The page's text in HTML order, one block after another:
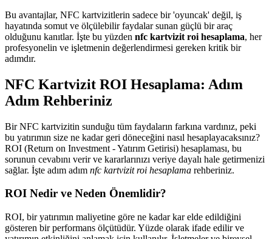
Bu avantajlar, NFC kartvizitlerin sadece bir 'oyuncak' değil, iş
hayatında somut ve ölçülebilir faydalar sunan güçlü bir araç
olduğunu kanıtlar. İşte bu yüzden nfc kartvizit roi hesaplama, her
profesyonelin ve işletmenin değerlendirmesi gereken kritik bir
adımdır.
NFC Kartvizit ROI Hesaplama: Adım
Adım Rehberiniz
Bir NFC kartvizitin sunduğu tüm faydaların farkına vardınız, peki
bu yatırımın size ne kadar geri döneceğini nasıl hesaplayacaksınız?
ROI (Return on Investment - Yatırım Getirisi) hesaplaması, bu
sorunun cevabını verir ve kararlarınızı veriye dayalı hale getirmenizi
sağlar. İşte adım adım nfc kartvizit roi hesaplama rehberiniz.
ROI Nedir ve Neden Önemlidir?
ROI, bir yatırımın maliyetine göre ne kadar kar elde edildiğini
gösteren bir performans ölçütüdür. Yüzde olarak ifade edilir ve